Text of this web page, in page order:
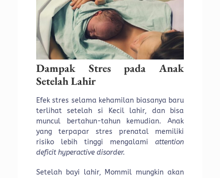
Dampak Stres pada Anak
Setelah Lahir
Efek stres selama kehamilan biasanya baru
terlihat setelah si Kecil lahir, dan bisa
muncul bertahun-tahun kemudian. Anak
yang terpapar stres prenatal memiliki
risiko lebih tinggi mengalamiattention
deficit hyperactive disorder.
Setelah bayi lahir, Mommil mungkin akan